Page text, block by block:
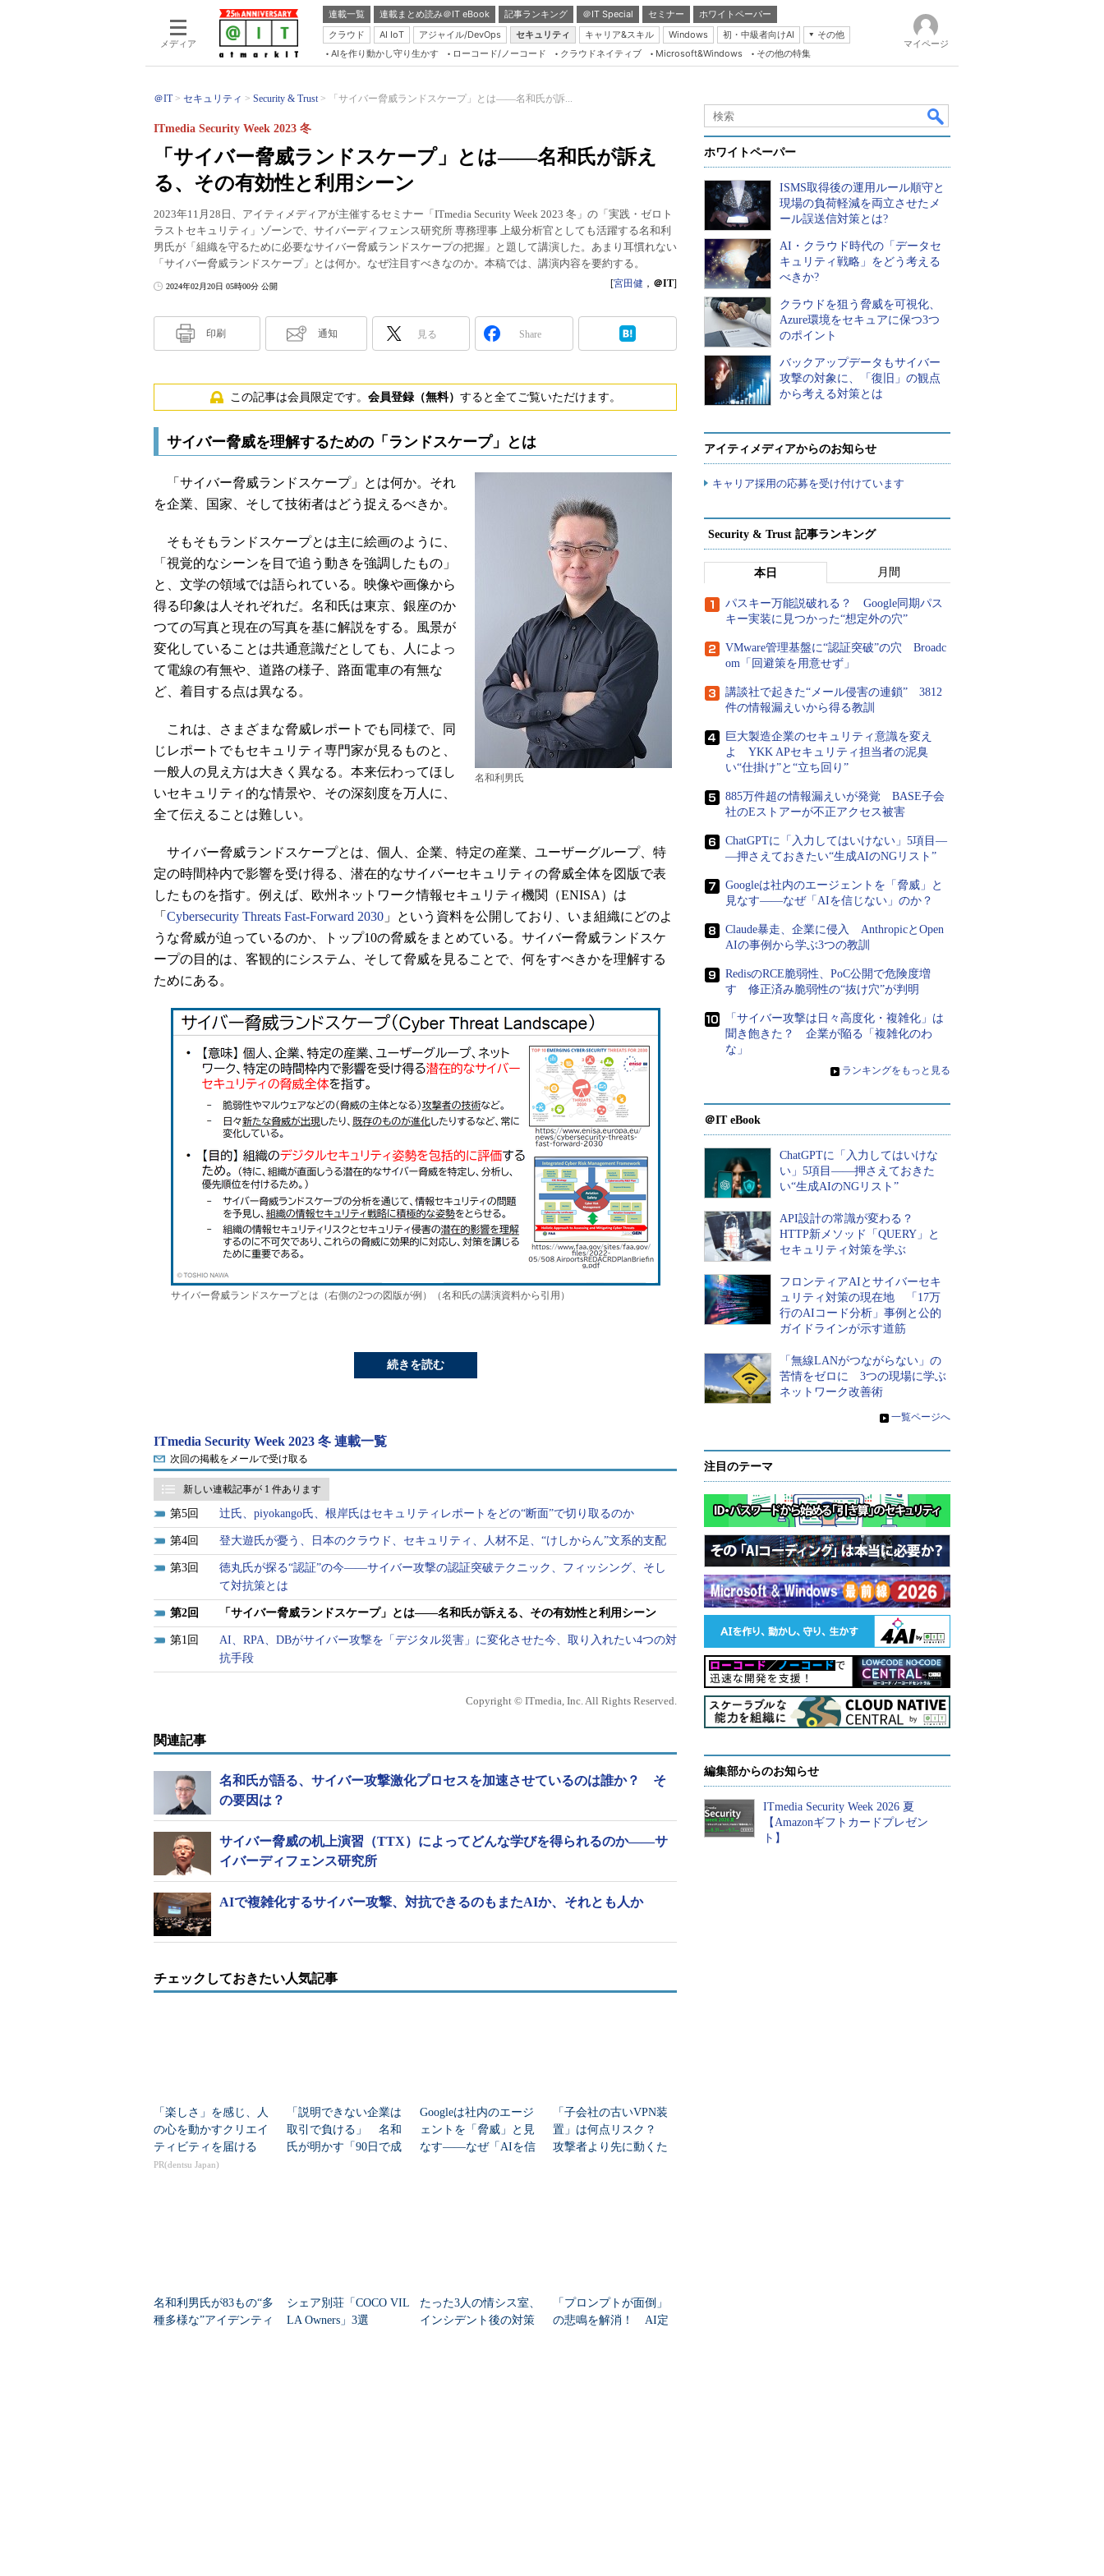
メディア
連載一覧 連載まとめ読み＠IT eBook 記事ランキング ＠IT Special セミナー
ホワイトペーパー
クラウド
AI IoT アジャイル/DevOps セキュリティ キャリア&スキル Windows 初・中級者向けAI
その他
Server & Storage
Java Agile
Database Expert
Linux ＆ OSS
Master of IP Network
Security & Trust
AIを作り動かし守り生かす ローコード/ノーコード クラウドネイティブ Microsoft&Windows その他の特集
マイページ
＠IT セキュリティ Security & Trust 「サイバー脅威ランドスケープ」とは――名和氏が訴...
「サイバー脅威ランドスケープ」とは――名和氏が訴え
る、その有効性と利用シーン
ITmedia Security Week 2023 冬
2023年11月28日、アイティメディアが主催するセミナー「ITmedia Security Week 2023 冬」の「実践・ゼロト
ラストセキュリティ」ゾーンで、サイバーディフェンス研究所 専務理事 上級分析官としても活躍する名和利
男氏が「組織を守るために必要なサイバー脅威ランドスケープの把握」と題して講演した。あまり耳慣れない
「サイバー脅威ランドスケープ」とは何か。なぜ注目すべきなのか。本稿では、講演内容を要約する。
2024年02月20日 05時00分 公開 [宮田健 ， ＠IT]
印刷 通知 見る Share
この記事は会員限定です。 会員登録（無料） すると全てご覧いただけます。
サイバー脅威を理解するための「ランドスケープ」とは
名和利男氏
「サイバー脅威ランドスケープ」とは何か。それ
を企業、国家、そして技術者はどう捉えるべきか。
そもそもランドスケープとは主に絵画のように、
「視覚的なシーンを目で追う動きを強調したもの」
と、文学の領域では語られている。映像や画像から
得る印象は人それぞれだ。名和氏は東京、銀座のか
つての写真と現在の写真を基に解説をする。風景が
変化していることは共通意識だとしても、人によっ
て電線の有無や、道路の様子、路面電車の有無な
ど、着目する点は異なる。
これは、さまざまな脅威レポートでも同様で、同
じレポートでもセキュリティ専門家が見るものと、
一般人の見え方は大きく異なる。本来伝わってほし
いセキュリティ的な情景や、その深刻度を万人に、
全て伝えることは難しい。
サイバー脅威ランドスケープとは、個人、企業、特定の産業、ユーザーグループ、特
定の時間枠内で影響を受け得る、潜在的なサイバーセキュリティの脅威全体を図版で表
したものを指す。例えば、欧州ネットワーク情報セキュリティ機関（ENISA）は
「 Cybersecurity Threats Fast-Forward 2030 」という資料を公開しており、いま組織にどのよ
うな脅威が迫っているのか、トップ10の脅威をまとめている。サイバー脅威ランドスケ
ープの目的は、客観的にシステム、そして脅威を見ることで、何をすべきかを理解する
ためにある。
サイバー脅威ランドスケープとは（右側の2つの図版が例）（名和氏の講演資料から引用）
続きを読む
ITmedia Security Week 2023 冬 連載一覧
次回の掲載をメールで受け取る
新しい連載記事が 1 件あります
5 辻氏、piyokango氏、根岸氏はセキュリティレポートをどの“断面”で切り取るのか
4 登大遊氏が憂う、日本のクラウド、セキュリティ、人材不足、“けしからん”文系的支配
3
徳丸氏が探る“認証”の今――サイバー攻撃の認証突破テクニック、フィッシング、そし
て対抗策とは
2 「サイバー脅威ランドスケープ」とは――名和氏が訴える、その有効性と利用シーン
1
AI、RPA、DBがサイバー攻撃を「デジタル災害」に変化させた今、取り入れたい4つの対
抗手段
Copyright © ITmedia, Inc. All Rights Reserved.
関連記事
名和氏が語る、サイバー攻撃激化プロセスを加速させているのは誰か？ そ
の要因は？
サイバー脅威の机上演習（TTX）によってどんな学びを得られるのか――サ
イバーディフェンス研究所
AIで複雑化するサイバー攻撃、対抗できるのもまたAIか、それとも人か
チェックしておきたい人気記事
「楽しさ」を感じ、人
の心を動かすクリエイ
ティビティを届ける
PR(dentsu Japan)
「説明できない企業は
取引で負ける」 名和
氏が明かす「90日で成
Googleは社内のエージ
ェントを「脅威」と見
なす――なぜ「AIを信
「子会社の古いVPN装
置」は何点リスク？
攻撃者より先に動くた
名和利男氏が83もの“多
種多様な”アイデンティ
シェア別荘「COCO VIL
LA Owners」3選
たった3人の情シス室、
インシデント後の対策
「プロンプトが面倒」
の悲鳴を解消！ AI定
ホワイトペーパー
ISMS取得後の運用ルール順守と
現場の負荷軽減を両立させたメ
ール誤送信対策とは?
AI・クラウド時代の「データセ
キュリティ戦略」をどう考える
べきか?
クラウドを狙う脅威を可視化、
Azure環境をセキュアに保つ3つ
のポイント
バックアップデータもサイバー
攻撃の対象に、「復旧」の観点
から考える対策とは
アイティメディアからのお知らせ
キャリア採用の応募を受け付けています
Security & Trust 記事ランキング
本日 月間
パスキー万能説破れる？ Google同期パス
キー実装に見つかった“想定外の穴”
VMware管理基盤に“認証突破”の穴 Broadc
om「回避策を用意せず」
講談社で起きた“メール侵害の連鎖” 3812
件の情報漏えいから得る教訓
巨大製造企業のセキュリティ意識を変え
よ YKK APセキュリティ担当者の泥臭
い“仕掛け”と“立ち回り”
885万件超の情報漏えいが発覚 BASE子会
社のEストアーが不正アクセス被害
ChatGPTに「入力してはいけない」5項目―
―押さえておきたい“生成AIのNGリスト”
Googleは社内のエージェントを「脅威」と
見なす――なぜ「AIを信じない」のか？
Claude暴走、企業に侵入 AnthropicとOpen
AIの事例から学ぶ3つの教訓
RedisのRCE脆弱性、PoC公開で危険度増
す 修正済み脆弱性の“抜け穴”が判明
「サイバー攻撃は日々高度化・複雑化」は
聞き飽きた？ 企業が陥る「複雑化のわ
な」
» ランキングをもっと見る
＠IT eBook
ChatGPTに「入力してはいけな
い」5項目――押さえておきた
い“生成AIのNGリスト”
API設計の常識が変わる？
HTTP新メソッド「QUERY」と
セキュリティ対策を学ぶ
フロンティアAIとサイバーセキ
ュリティ対策の現在地 「17万
行のAIコード分析」事例と公的
ガイドラインが示す道筋
「無線LANがつながらない」の
苦情をゼロに 3つの現場に学ぶ
ネットワーク改善術
» 一覧ページへ
注目のテーマ
編集部からのお知らせ
ITmedia Security Week 2026 夏
【Amazonギフトカードプレゼン
ト】